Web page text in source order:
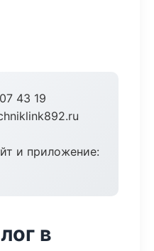
43 19
и приложение:
в